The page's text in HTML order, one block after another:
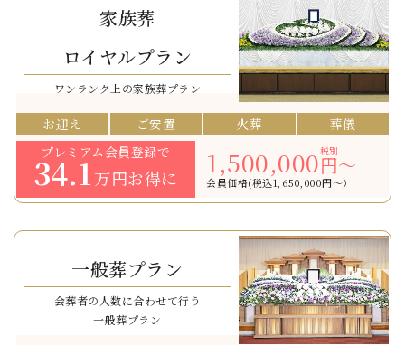
家族葬
ロイヤルプラン
ワンランク上の家族葬プラン
お迎え ご安置 火葬
葬儀
プレミアム会員登録で
34.1 万円お得に 1,500,000税別
円〜
会員価格(税込1,650,000円〜）
一般葬プラン
会葬者の人数に合わせて行う
一般葬プラン